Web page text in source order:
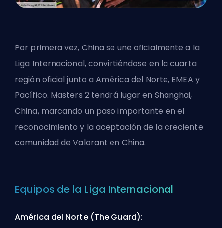
Por primera vez, China se une oficialmente a la
Liga Internacional, convirtiéndose en la cuarta
región oficial junto a América del Norte, EMEA y
Pacífico. Masters 2 tendrá lugar en Shanghai,
China, marcando un paso importante en el
reconocimiento y la aceptación de la creciente
comunidad de Valorant en China.
Equipos de la Liga Internacional
América del Norte (The Guard):